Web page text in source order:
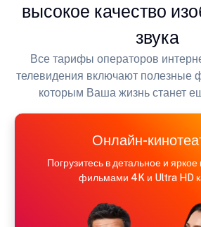
высокое качество
звука
Все тарифы операторов
телевидения включают полезные
которым Ваша жизнь станет
Онлайн-
Погрузитесь в детальное и
фильмами 4K и Ultra HD